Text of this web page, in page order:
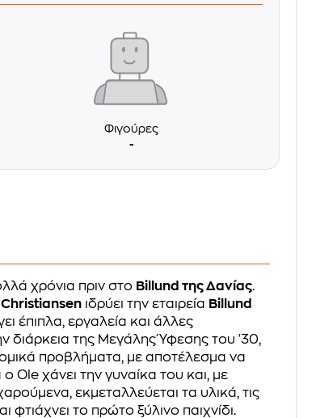
Φιγούρες
-
χρόνια πριν στο Billund της Δανίας.
Christiansen ιδρύει την εταιρεία Billund
έπιπλα, εργαλεία και άλλες
διάρκεια της Μεγάλης Ύφεσης του '30,
προβλήματα, με αποτέλεσμα να
Ole χάνει την γυναίκα του και, με
εκμεταλλεύεται τα υλικά, τις
φτιάχνει το πρώτο ξύλινο παιχνίδι.